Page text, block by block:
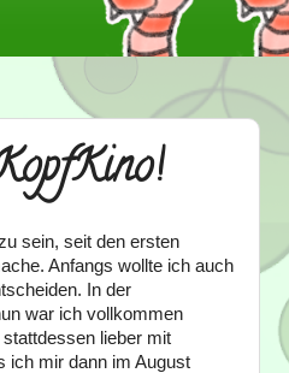
sein, seit den ersten
Anfangs wollte ich auch
In der
war ich vollkommen
lieber mit
ich mir dann im August